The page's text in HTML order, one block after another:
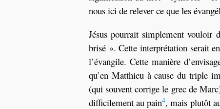
nous ici de relever ce que les
Jésus pourrait simplement
brisé ». Cette interprétation serait
l’évangile. Cette manière
qu’en Matthieu à cause du triple
(qui souvent corrige le grec de
difficilement au pain4, mais plutôt